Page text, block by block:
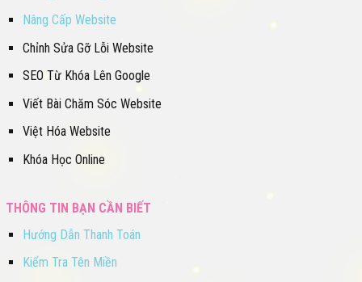
Nâng Cấp Website
Chỉnh Sửa Gỡ Lỗi Website
SEO Từ Khóa Lên Google
Viết Bài Chăm Sóc Website
Việt Hóa Website
Khóa Học Online
THÔNG TIN BẠN CẦN BIẾT
Hướng Dẫn Thanh Toán
Kiểm Tra Tên Miền